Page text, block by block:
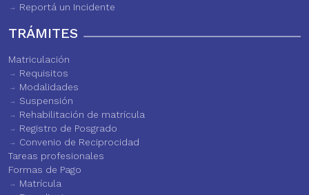
Reportá un Incidente
TRÁMITES
Matriculación
Requisitos
Modalidades
Suspensión
Rehabilitación de matrícula
Registro de Posgrado
Convenio de Reciprocidad
Tareas profesionales
Formas de Pago
Matrícula